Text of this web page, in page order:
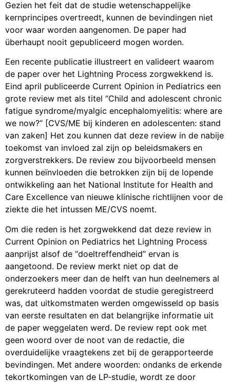
Gezien het feit dat de studie wetenschappelijke
kernprincipes overtreedt, kunnen de bevindingen niet
voor waar worden aangenomen. De paper had
überhaupt nooit gepubliceerd mogen worden.
Een recente publicatie illustreert en valideert waarom
de paper over het Lightning Process zorgwekkend is.
Eind april publiceerde Current Opinion in Pediatrics een
grote review met als titel “Child and adolescent chronic
fatigue syndrome/myalgic encephalomyelitis: where are
we now?” [CVS/ME bij kinderen en adolescenten: stand
van zaken] Het zou kunnen dat deze review in de nabije
toekomst van invloed zal zijn op beleidsmakers en
zorgverstrekkers. De review zou bijvoorbeeld mensen
kunnen beïnvloeden die betrokken zijn bij de lopende
ontwikkeling aan het National Institute for Health and
Care Excellence van nieuwe klinische richtlijnen voor de
ziekte die het intussen ME/CVS noemt.
Om die reden is het zorgwekkend dat deze review in
Current Opinion on Pediatrics het Lightning Process
aanprijst alsof de “doeltreffendheid” ervan is
aangetoond. De review merkt niet op dat de
onderzoekers meer dan de helft van hun deelnemers al
gerekruteerd hadden voordat de studie geregistreerd
was, dat uitkomstmaten werden omgewisseld op basis
van eerste resultaten en dat belangrijke informatie uit
de paper weggelaten werd. De review rept ook met
geen woord over de noot van de redactie, die
overduidelijke vraagtekens zet bij de gerapporteerde
bevindingen. Met andere woorden: ondanks de erkende
tekortkomingen van de LP-studie, wordt ze door